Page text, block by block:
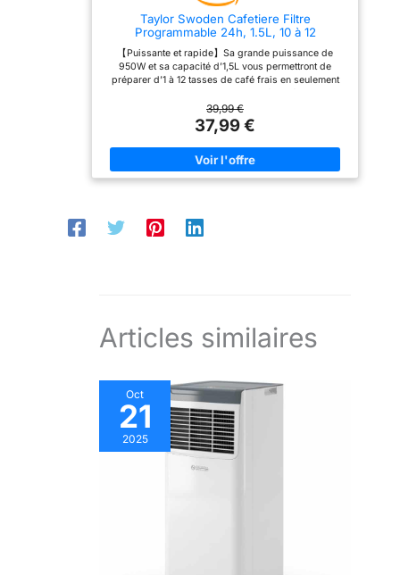
monde pour prolonger sa
durée de vie.
Taylor Swoden Cafetiere Filtre
Programmable 24h, 1.5L, 10 à 12
Tasses,Noir
【Puissante et rapide】Sa grande puissance de
950W et sa capacité d’1,5L vous permettront de
préparer d’1 à 12 tasses de café frais en seulement
santé grâce à ses matériaux sans BPA. 【Minuterie
programmable】Cette fonction vous permettra de
programmer la cafetière jusqu’à 24 heures à l’avance
et ainsi avoir votre café frais dès votre réveil ou à tout
autre moment. 【Maintien au chaud】 La plaque
chauffante sous la carafe maintiendra le café chaud
plus rapide et rehaussera la force et la saveur du
39,99 €
37,99 €
Articles similaires
Oct
21
2025